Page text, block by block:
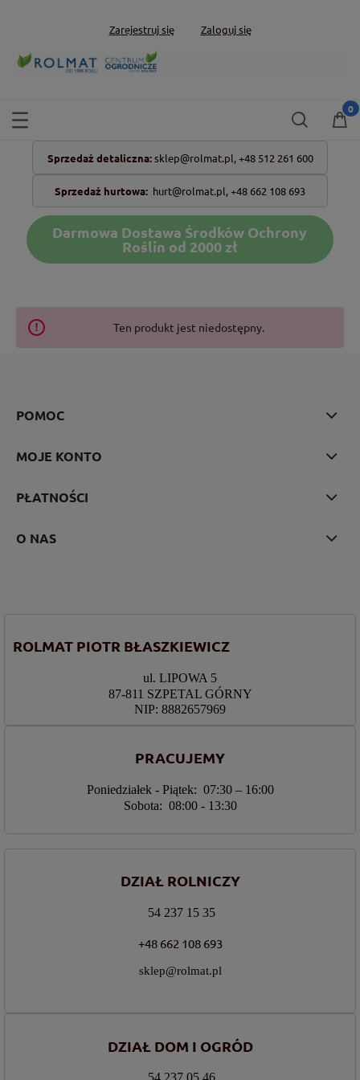
Zarejestruj się Zaloguj się
Sprzedaż detaliczna: sklep@rolmat.pl, +48 512 261 600
Sprzedaż hurtowa: hurt@rolmat.pl,+48 662 108 693
Darmowa Dostawa Środków Ochrony
Roślin od 2000 zł
Ten produkt jest niedostępny.
POMOC
MOJE KONTO
PŁATNOŚCI
O NAS
ROLMAT PIOTR BŁASZKIEWICZ
ul. LIPOWA 5
87-811 SZPETAL GÓRNY
NIP: 8882657969
PRACUJEMY
Poniedziałek - Piątek: 07:30 – 16:00
Sobota: 08:00 - 13:30
DZIAŁ ROLNICZY
54 237 15 35
+48 662 108 693
sklep@rolmat.pl
DZIAŁ DOM I OGRÓD
54 237 05 46